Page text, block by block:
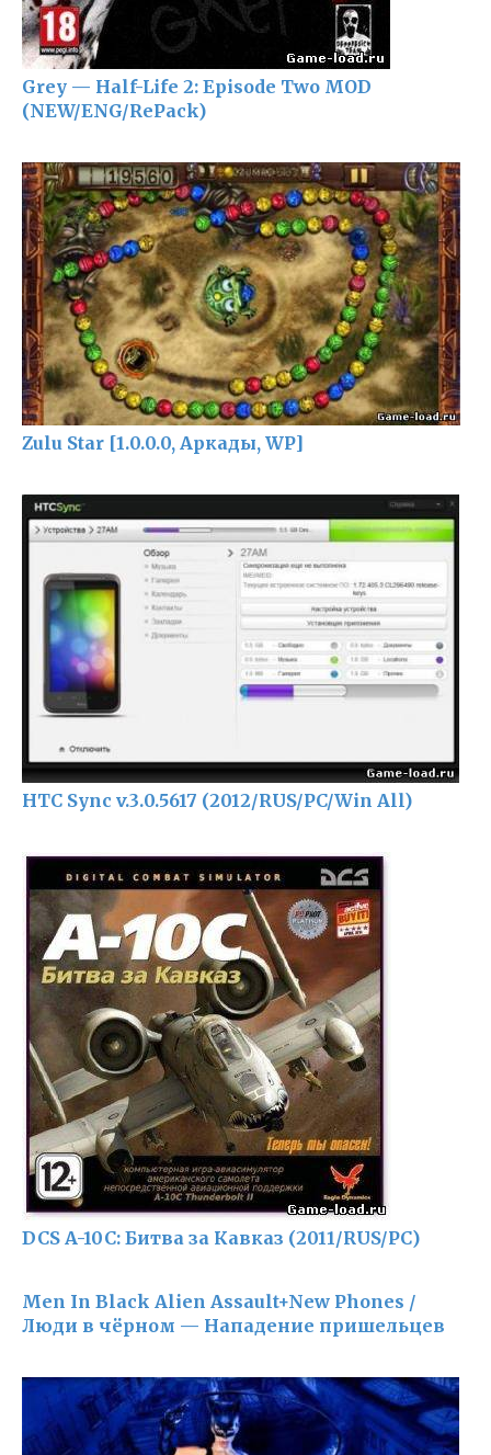
Grey — Half-Life 2: Episode Two MOD
(NEW/ENG/RePack)
Zulu Star [1.0.0.0, Аркады, WP]
HTC Sync v.3.0.5617 (2012/RUS/PC/Win All)
DCS A-10C: Битва за Кавказ (2011/RUS/PC)
Men In Black Alien Assault+New Phones /
Люди в чёрном — Нападение пришельцев